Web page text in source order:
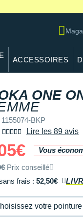
ACCESSOIRES
ONE
1155074-BKP
Lire les 89 avis
Vous
Prix conseillé
frais : 52,50€
votre pointure